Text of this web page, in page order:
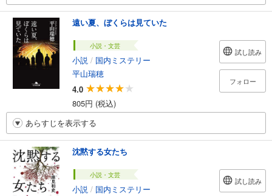
遠い夏、ぼくらは見ていた
小説・文芸
小説 / 国内ミステリー
平山瑞穂
4.0
805円 (税込)
試し読み
フォロー
あらすじを表示する
沈黙する女たち
小説・文芸
小説 / 国内ミステリー
試し読み